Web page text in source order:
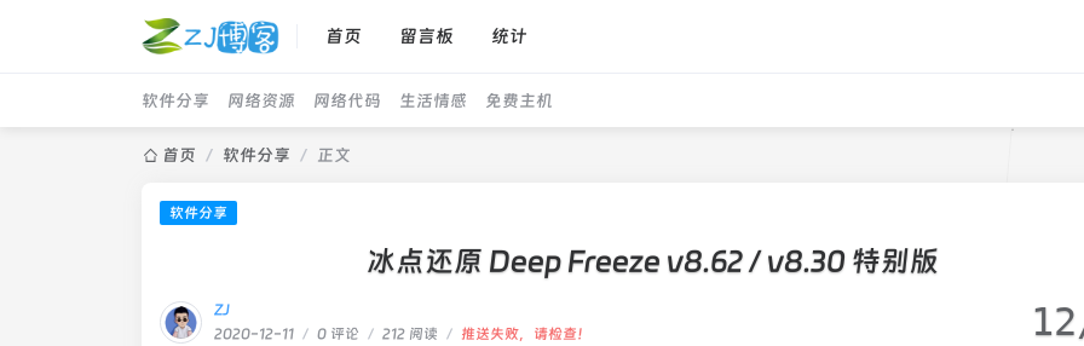
首页 留言板 统计
软件分享 网络资源 网络代码 生活情感 免费主机
首页 / 软件分享 / 正文
软件分享
冰点还原 Deep Freeze v8.62 / v8.30 特别版
ZJ
2020-12-11 / 0 评论 / 212 阅读 / 推送失败，请检查！